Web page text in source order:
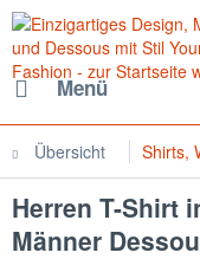
Menü
Übersicht Shirts,
Herren T-Shirt
Männer